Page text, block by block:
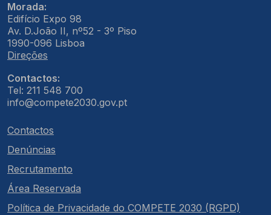
Morada:
Edifício Expo 98
Av. D.João II, nº52 - 3º Piso
1990-096 Lisboa
Direções
Contactos:
Tel: 211 548 700
info@compete2030.gov.pt
Contactos
Denúncias
Recrutamento
Área Reservada
Política de Privacidade do COMPETE 2030 (RGPD)